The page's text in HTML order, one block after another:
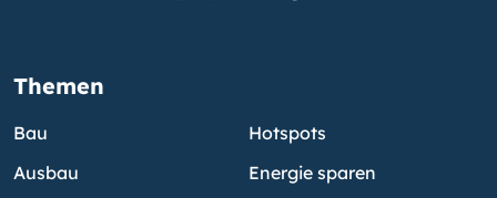
Themen
Bau
Ausbau
Hotspots
Energie sparen